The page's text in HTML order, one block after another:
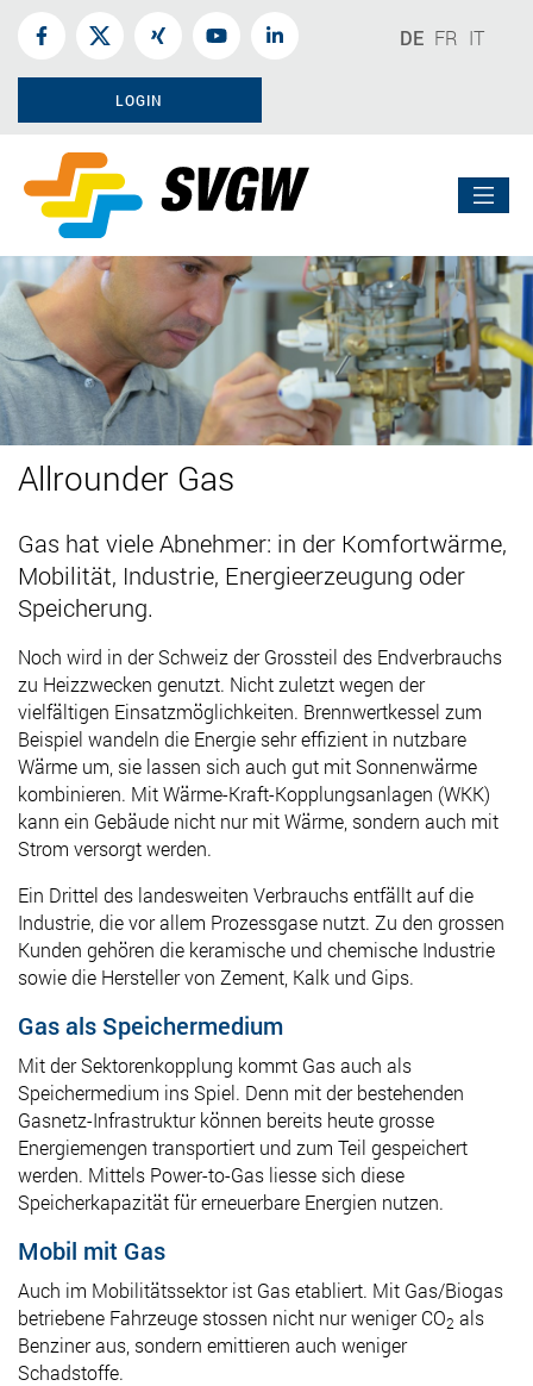
DE FR IT
LOGIN
Allrounder Gas
Gas hat viele Abnehmer: in der Komfortwärme,
Mobilität, Industrie, Energieerzeugung oder
Speicherung.
Noch wird in der Schweiz der Grossteil des Endverbrauchs
zu Heizzwecken genutzt. Nicht zuletzt wegen der
vielfältigen Einsatzmöglichkeiten. Brennwertkessel zum
Beispiel wandeln die Energie sehr effizient in nutzbare
Wärme um, sie lassen sich auch gut mit Sonnenwärme
kombinieren. Mit Wärme-Kraft-Kopplungsanlagen (WKK)
kann ein Gebäude nicht nur mit Wärme, sondern auch mit
Strom versorgt werden.
Ein Drittel des landesweiten Verbrauchs entfällt auf die
Industrie, die vor allem Prozessgase nutzt. Zu den grossen
Kunden gehören die keramische und chemische Industrie
sowie die Hersteller von Zement, Kalk und Gips.
Gas als Speichermedium
Mit der Sektorenkopplung kommt Gas auch als
Speichermedium ins Spiel. Denn mit der bestehenden
Gasnetz-Infrastruktur können bereits heute grosse
Energiemengen transportiert und zum Teil gespeichert
werden. Mittels Power-to-Gas liesse sich diese
Speicherkapazität für erneuerbare Energien nutzen.
Mobil mit Gas
Auch im Mobilitätssektor ist Gas etabliert. Mit Gas/Biogas
betriebene Fahrzeuge stossen nicht nur weniger CO2 als
Benziner aus, sondern emittieren auch weniger
Schadstoffe.